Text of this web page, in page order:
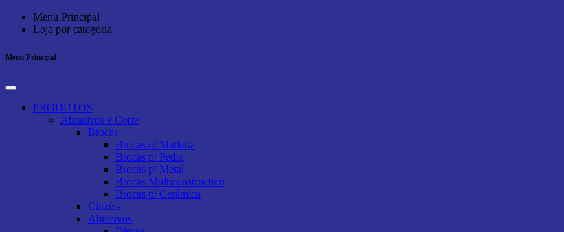
Menu Principal
Loja por categoria
Menu Principal
PRODUTOS
Abrasivos e Corte
Brocas
Brocas p/ Madeira
Brocas p/ Pedra
Brocas p/ Metal
Brocas Multiconstruction
Brocas p/ Cerâmica
Cinzéis
Abrasivos